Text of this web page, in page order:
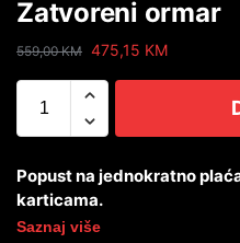
Zatvoreni ormar
559,00KM 475,15 KM
Popust na jednokratno
karticama.
Saznaj više